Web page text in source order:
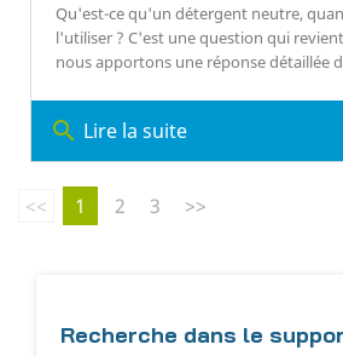
Qu'est-ce qu'un détergent neutre,
l'utiliser ? C'est une question qui
nous apportons une réponse détaillée
search Lire la suite
<< 1 2 3 >>
Recherche dans le